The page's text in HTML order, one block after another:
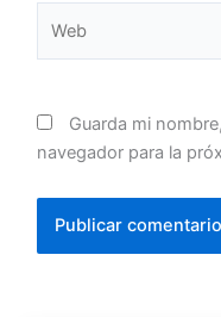
Guarda mi
navegador para la